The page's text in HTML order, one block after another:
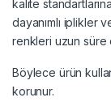
kalite
dayanımlı iplikler
renkleri uzun süre
Böylece ürün
korunur.